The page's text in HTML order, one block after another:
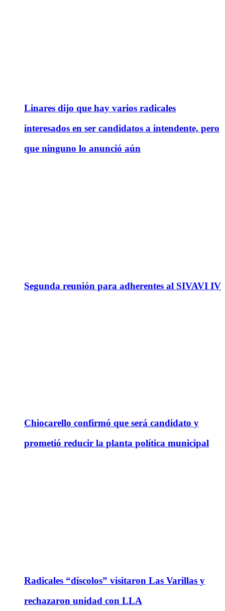
Linares dijo que hay varios radicales
interesados en ser candidatos a intendente, pero
que ninguno lo anunció aún
Segunda reunión para adherentes al SIVAVI IV
Chiocarello confirmó que será candidato y
prometió reducir la planta política municipal
Radicales “díscolos” visitaron Las Varillas y
rechazaron unidad con LLA